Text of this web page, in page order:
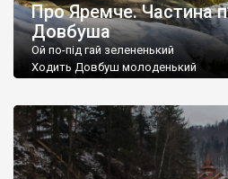
Про Яремче. Частина
Довбуша
Ой по-під гай зелененький
Ходить Довбуш молоденький